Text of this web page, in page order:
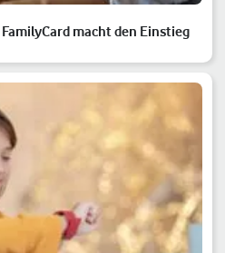
macht den Einstieg